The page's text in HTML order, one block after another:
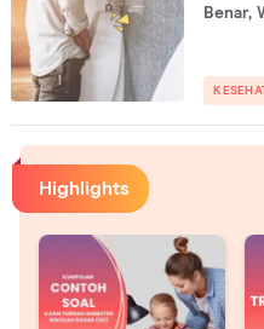
Benar,
Highlights